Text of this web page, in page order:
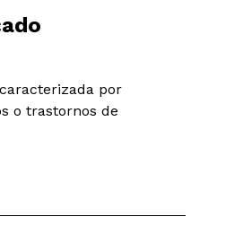
por
o trastornos de